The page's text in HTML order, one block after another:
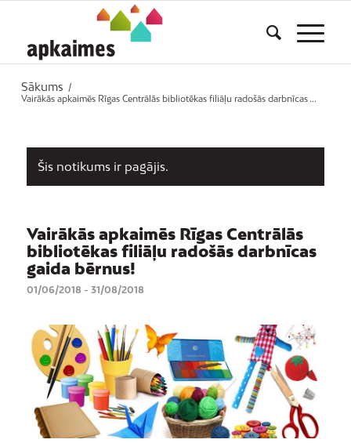
Sākums
/
Vairākās apkaimēs Rīgas Centrālās bibliotēkas filiāļu radošās darbnīcas ...
Šis notikums ir pagājis.
Vairākās apkaimēs Rīgas Centrālās
bibliotēkas filiāļu radošās darbnīcas
gaida bērnus!
01/06/2018 - 31/08/2018